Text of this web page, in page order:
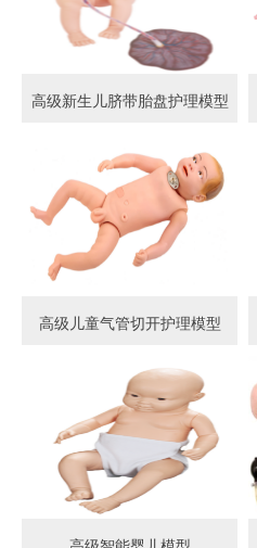
高级新生儿脐带胎盘护理模型
高级儿童气管切开护理模型